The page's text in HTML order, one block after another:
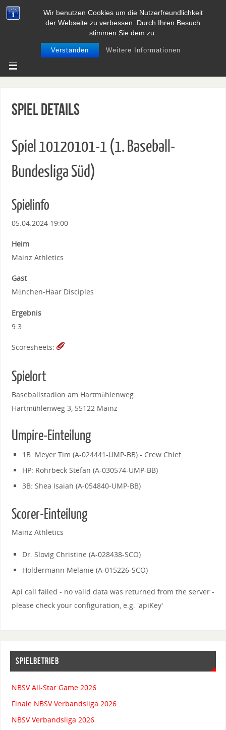
Wir benutzen Cookies um die Nutzerfreundlichkeit
der Webseite zu verbessen. Durch Ihren Besuch
stimmen Sie dem zu.
Verstanden Weitere Informationen
BASEBALL UND SOFTBALL IN
NIEDERSACHSEN
Spiel Details
Spiel 10120101-1 (1. Baseball-
Bundesliga Süd)
Spielinfo
05.04.2024 19:00
Heim
Mainz Athletics
Gast
München-Haar Disciples
Ergebnis
9:3
Scoresheets:
Spielort
Baseballstadion am Hartmühlenweg
Hartmühlenweg 3, 55122 Mainz
Umpire-Einteilung
1B: Meyer Tim (A-024441-UMP-BB) - Crew Chief
HP: Rohrbeck Stefan (A-030574-UMP-BB)
3B: Shea Isaiah (A-054840-UMP-BB)
Scorer-Einteilung
Mainz Athletics
Dr. Slovig Christine (A-028438-SCO)
Holdermann Melanie (A-015226-SCO)
Api call failed - no valid data was returned from the server -
please check your configuration, e.g. 'apiKey'
SPIELBETRIEB
NBSV All-Star Game 2026
Finale NBSV Verbandsliga 2026
NBSV Verbandsliga 2026